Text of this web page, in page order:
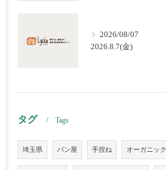
2026/08/07
2026.8.7(金)
タグ Tags
埼玉県 パン屋 手捏ね オーガニック